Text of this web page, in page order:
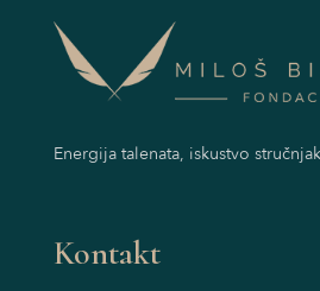
Energija talenata, iskustvo
Kontakt